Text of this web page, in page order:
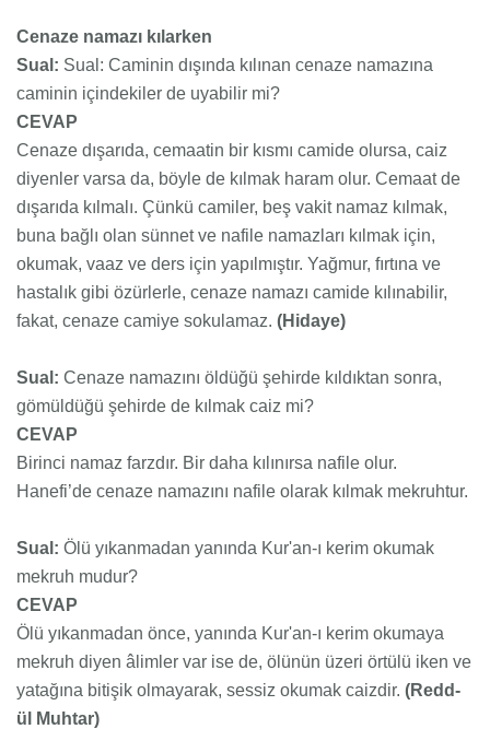
Cenaze namazı kılarken
Sual: Sual: Caminin dışında kılınan cenaze namazına
caminin içindekiler de uyabilir mi?
CEVAP
Cenaze dışarıda, cemaatin bir kısmı camide olursa, caiz
diyenler varsa da, böyle de kılmak haram olur. Cemaat de
dışarıda kılmalı. Çünkü camiler, beş vakit namaz kılmak,
buna bağlı olan sünnet ve nafile namazları kılmak için,
okumak, vaaz ve ders için yapılmıştır. Yağmur, fırtına ve
hastalık gibi özürlerle, cenaze namazı camide kılınabilir,
fakat, cenaze camiye sokulamaz. (Hidaye)
Sual: Cenaze namazını öldüğü şehirde kıldıktan sonra,
gömüldüğü şehirde de kılmak caiz mi?
CEVAP
Birinci namaz farzdır. Bir daha kılınırsa nafile olur.
Hanefi’de cenaze namazını nafile olarak kılmak mekruhtur.
Sual: Ölü yıkanmadan yanında Kur'an-ı kerim okumak
mekruh mudur?
CEVAP
Ölü yıkanmadan önce, yanında Kur'an-ı kerim okumaya
mekruh diyen âlimler var ise de, ölünün üzeri örtülü iken ve
yatağına bitişik olmayarak, sessiz okumak caizdir. (Redd-
ül Muhtar)